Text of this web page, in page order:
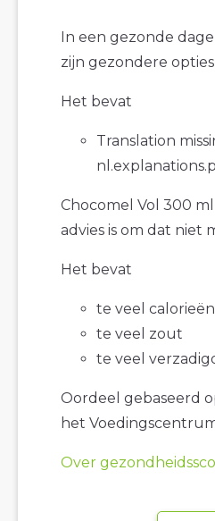
In een gezonde
zijn gezondere
Het bevat
Translation
Chocomel Vol 300
advies is om dat niet
Het bevat
te veel calorieën
te veel zout
te veel
Oordeel gebaseerd
het
Over